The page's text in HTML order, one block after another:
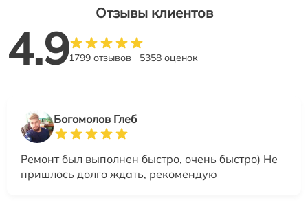
Отзывы клиентов
4.91799 отзывов 5358 оценок
Богомолов Глеб
Ремонт был выполнен быстро, очень быстро) Не
пришлось долго ждать, рекомендую